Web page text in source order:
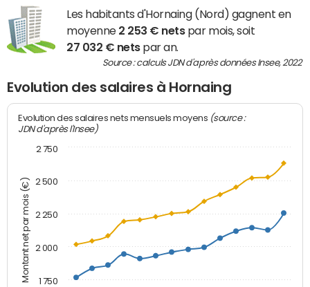
Les habitants d'Hornaing (Nord) gagnent en
moyenne 2 253 € netspar mois, soit
27 032 € netspar an.
Source : calculs JDN d'après données Insee, 2022
Evolution des salaires à Hornaing
Montant net par mois (€)
Evolution des salaires nets mensuels moyens (source :
JDN d'après l'Insee)
1 750
2 000
2 250
2 500
2 750